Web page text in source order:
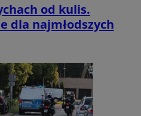
od kulis.
dla najmłodszych